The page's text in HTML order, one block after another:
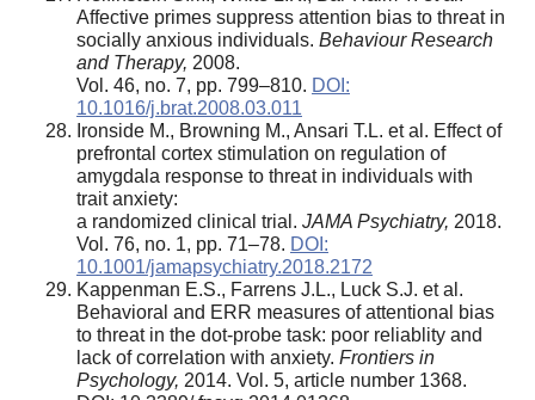
Affective primes suppress attention bias to threat in
socially anxious individuals. Behaviour Research
and Therapy, 2008.
Vol. 46, no. 7, pp. 799–810. DOI:
10.1016/j.brat.2008.03.011
Ironside M., Browning M., Ansari T.L. et al. Effect of
prefrontal cortex stimulation on regulation of
amygdala response to threat in individuals with
trait anxiety:
a randomized clinical trial. JAMA Psychiatry, 2018.
Vol. 76, no. 1, pp. 71–78. DOI:
10.1001/jamapsychiatry.2018.2172
Kappenman E.S., Farrens J.L., Luck S.J. et al.
Behavioral and ERR measures of attentional bias
to threat in the dot-probe task: poor reliablity and
lack of correlation with anxiety. Frontiers in
Psychology, 2014. Vol. 5, article number 1368.